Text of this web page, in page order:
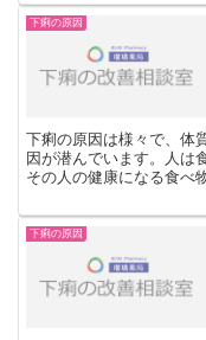
下痢の原因
下痢の原因は様々で、体
因が潜んでいます。人は
その人の健康になる食べ
下痢の原因